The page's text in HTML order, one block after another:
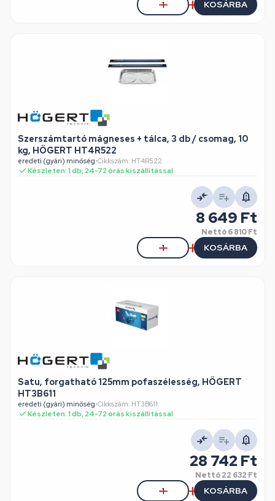
KOSÁRBA
Szerszámtartó mágneses + tálca, 3 db / csomag, 10
kg, HÖGERT HT4R522
eredeti (gyári) minőség•Cikkszám: HT4R522
Készleten: 1 db, 24-72 órás kiszállítással
8 649 Ft
Nettó6 810 Ft
KOSÁRBA
Satu, forgatható 125mm pofaszélesség, HÖGERT
HT3B611
eredeti (gyári) minőség•Cikkszám: HT3B611
Készleten: 1 db, 24-72 órás kiszállítással
28 742 Ft
Nettó22 632 Ft
KOSÁRBA